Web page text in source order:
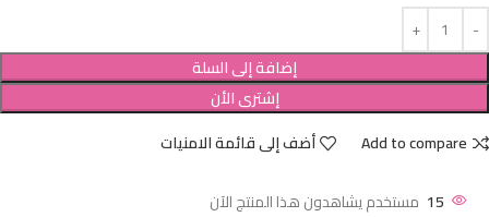
إضافة إلى السلة
إشترى الأن
Add to compare
أضف إلى قائمة الامنيات
15 مستخدم يشاهدون هذا المنتج الآن